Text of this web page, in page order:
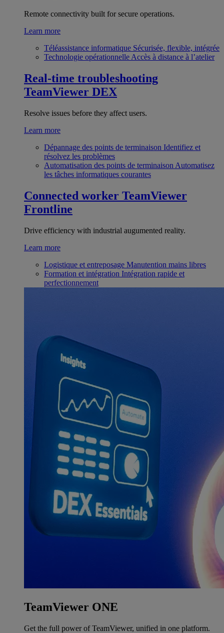
Remote connectivity built for secure operations.
Learn more
Téléassistance informatique Sécurisée, flexible, intégrée
Technologie opérationnelle Accès à distance à l’atelier
Real-time troubleshooting
TeamViewer DEX
Resolve issues before they affect users.
Learn more
Dépannage des points de terminaison Identifiez et
résolvez les problèmes
Automatisation des points de terminaison Automatisez
les tâches informatiques courantes
Connected worker TeamViewer
Frontline
Drive efficiency with industrial augumented reality.
Learn more
Logistique et entreposage Manutention mains libres
Formation et intégration Intégration rapide et
perfectionnement
TeamViewer ONE
Get the full power of TeamViewer, unified in one platform.